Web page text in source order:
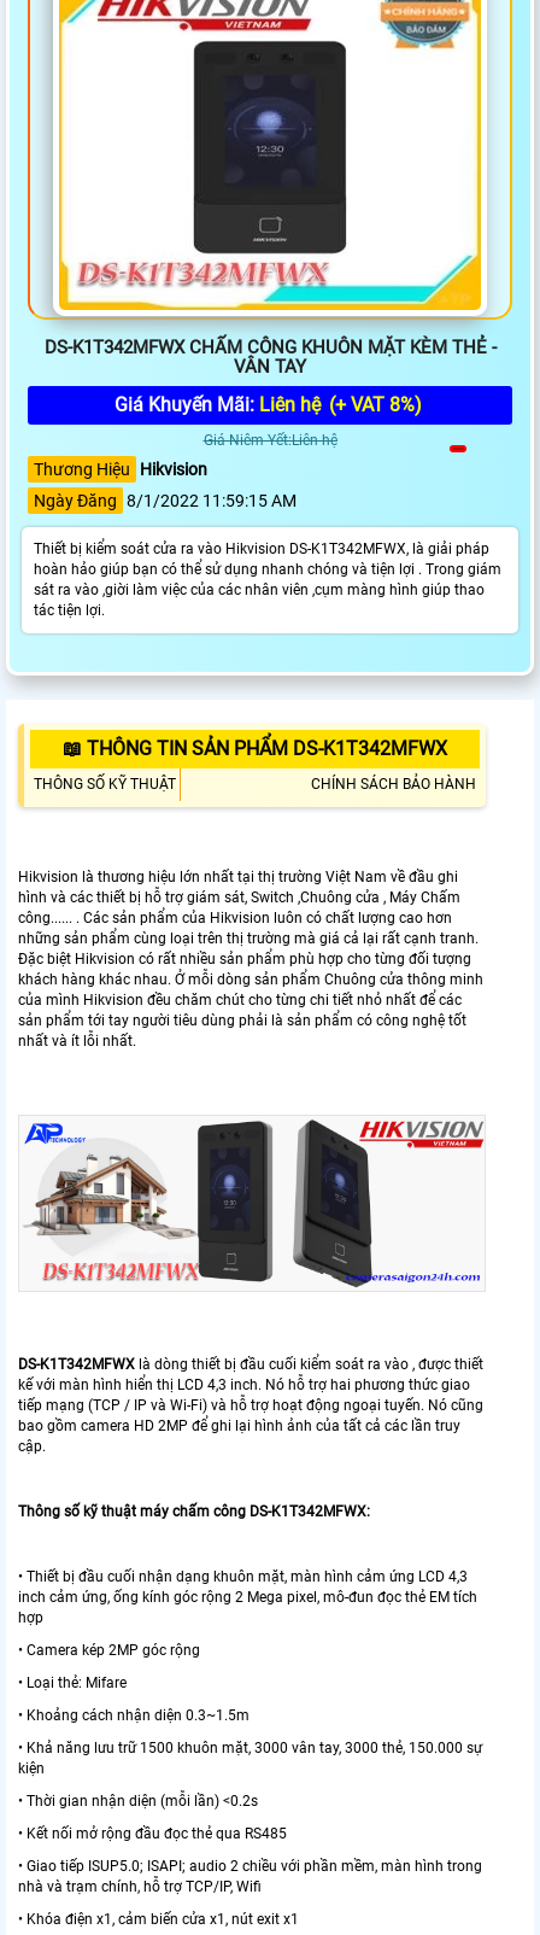
DS-K1T342MFWX CHẤM CÔNG KHUÔN MẶT KÈM THẺ -
VÂN TAY
Giá Khuyến Mãi: Liên hệ (+ VAT 8%)
Giá Niêm Yết:Liên hệ
Thương Hiệu
Hikvision
Ngày Đăng 8/1/2022 11:59:15 AM
Thiết bị kiểm soát cửa ra vào Hikvision DS-K1T342MFWX, là giải pháp
hoàn hảo giúp bạn có thể sử dụng nhanh chóng và tiện lợi . Trong giám
sát ra vào ,giời làm việc của các nhân viên ,cụm màng hình giúp thao
tác tiện lợi.
📖 THÔNG TIN SẢN PHẨM DS-K1T342MFWX
THÔNG SỐ KỸ THUẬT CHÍNH SÁCH BẢO HÀNH
Hikvision là thương hiệu lớn nhất tại thị trường Việt Nam về đầu ghi
hình và các thiết bị hỗ trợ giám sát, Switch ,Chuông cửa , Máy Chấm
công...... . Các sản phẩm của Hikvision luôn có chất lượng cao hơn
những sản phẩm cùng loại trên thị trường mà giá cả lại rất cạnh tranh.
Đặc biệt Hikvision có rất nhiều sản phẩm phù hợp cho từng đối tượng
khách hàng khác nhau. Ở mỗi dòng sản phẩm Chuông cửa thông minh
của mình Hikvision đều chăm chút cho từng chi tiết nhỏ nhất để các
sản phẩm tới tay người tiêu dùng phải là sản phẩm có công nghệ tốt
nhất và ít lỗi nhất.
DS-K1T342MFWX là dòng thiết bị đầu cuối kiểm soát ra vào , được thiết
kế với màn hình hiển thị LCD 4,3 inch. Nó hỗ trợ hai phương thức giao
tiếp mạng (TCP / IP và Wi-Fi) và hỗ trợ hoạt động ngoại tuyến. Nó cũng
bao gồm camera HD 2MP để ghi lại hình ảnh của tất cả các lần truy
cập.
Thông số kỹ thuật máy chấm công DS-K1T342MFWX:
• Thiết bị đầu cuối nhận dạng khuôn mặt, màn hình cảm ứng LCD 4,3
inch cảm ứng, ống kính góc rộng 2 Mega pixel, mô-đun đọc thẻ EM tích
hợp
• Camera kép 2MP góc rộng
• Loại thẻ: Mifare
• Khoảng cách nhận diện 0.3~1.5m
• Khả năng lưu trữ 1500 khuôn mặt, 3000 vân tay, 3000 thẻ, 150.000 sự
kiện
• Thời gian nhận diện (mỗi lần) <0.2s
• Kết nối mở rộng đầu đọc thẻ qua RS485
• Giao tiếp ISUP5.0; ISAPI; audio 2 chiều với phần mềm, màn hình trong
nhà và trạm chính, hỗ trợ TCP/IP, Wifi
• Khóa điện x1, cảm biến cửa x1, nút exit x1